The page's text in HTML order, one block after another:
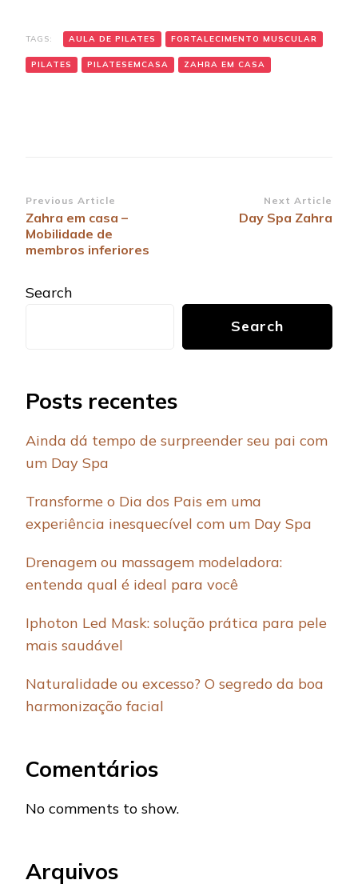
TAGS: AULA DE PILATES FORTALECIMENTO MUSCULAR
PILATES PILATESEMCASA ZAHRA EM CASA
Post
Navigation
Previous Article
Zahra em casa –
Mobilidade de
membros inferiores
Next Article
Day Spa Zahra
Search
Search
Posts recentes
Ainda dá tempo de surpreender seu pai com
um Day Spa
Transforme o Dia dos Pais em uma
experiência inesquecível com um Day Spa
Drenagem ou massagem modeladora:
entenda qual é ideal para você
Iphoton Led Mask: solução prática para pele
mais saudável
Naturalidade ou excesso? O segredo da boa
harmonização facial
Comentários
No comments to show.
Arquivos